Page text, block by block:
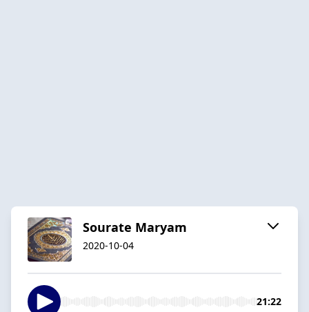
Sourate Maryam
2020-10-04
21:22